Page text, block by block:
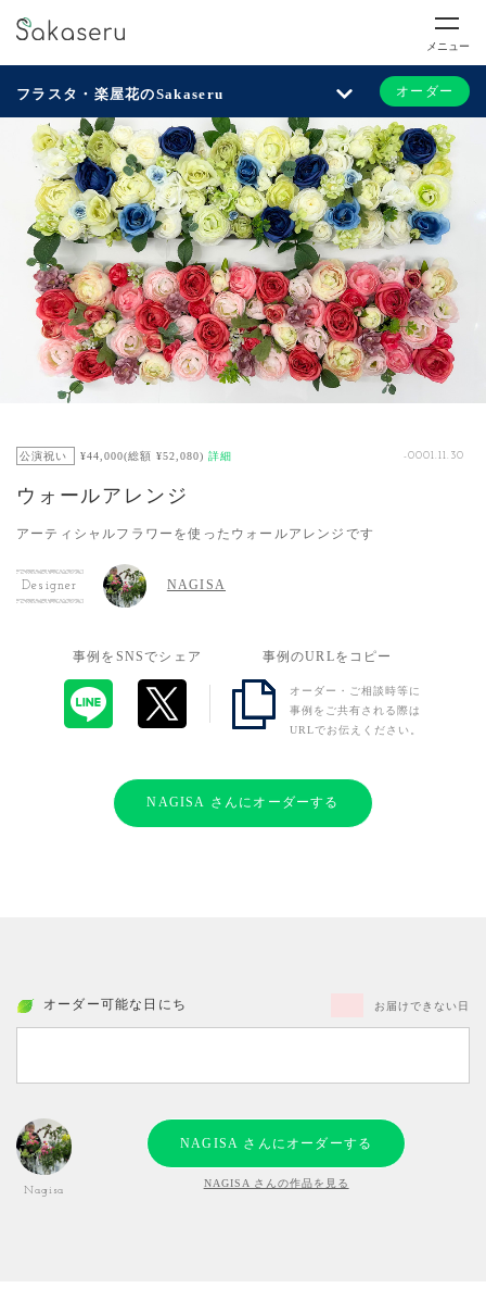
メニュー
フラスタ・楽屋花のSakaseru オーダー
公演祝い ¥44,000(総額 ¥52,080) 詳細 -0001.11.30
ウォールアレンジ
アーティシャルフラワーを使ったウォールアレンジです
Designer NAGISA
事例をSNSでシェア 事例のURLをコピー
オーダー・ご相談時等に
事例をご共有される際は
URLでお伝えください。
NAGISA さんにオーダーする
オーダー可能な日にち お届けできない日
Nagisa
NAGISA さんにオーダーする
NAGISA さんの作品を見る